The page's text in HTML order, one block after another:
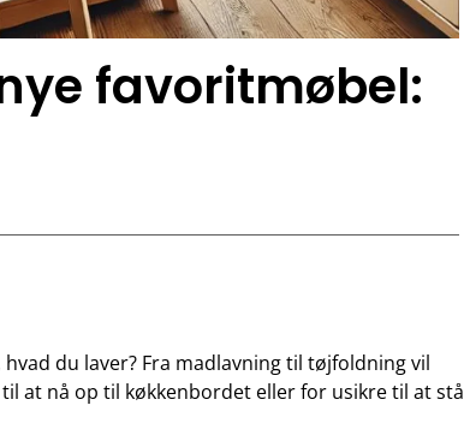
favoritmøbel:
du laver? Fra madlavning til tøjfoldning vil
at nå op til køkkenbordet eller for usikre til at stå